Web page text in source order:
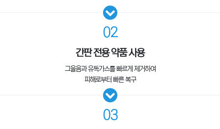
02
간판 전용 약품 사용
그을음과 유독가스를 빠르게 제거하여
피해로부터 빠른 복구
03